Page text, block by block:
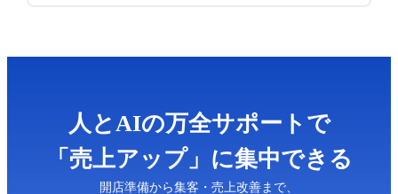
人とAIの万全サポートで
「売上アップ」に集中できる
開店準備から集客・売上改善まで、